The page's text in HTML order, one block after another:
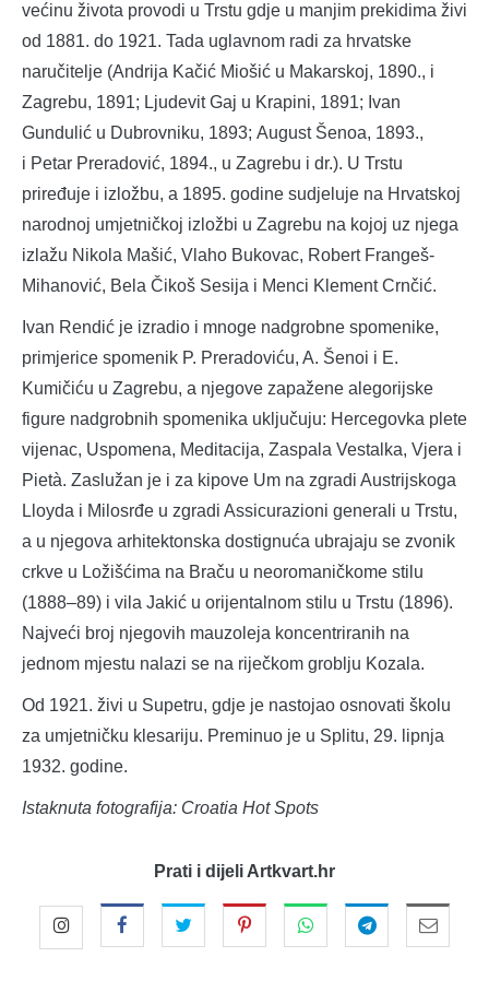
većinu života provodi u Trstu gdje u manjim prekidima živi
od 1881. do 1921. Tada uglavnom radi za hrvatske
naručitelje (Andrija Kačić Miošić u Makarskoj, 1890., i
Zagrebu, 1891; Ljudevit Gaj u Krapini, 1891; Ivan
Gundulić u Dubrovniku, 1893; August Šenoa, 1893.,
i Petar Preradović, 1894., u Zagrebu i dr.). U Trstu
priređuje i izložbu, a 1895. godine sudjeluje na Hrvatskoj
narodnoj umjetničkoj izložbi u Zagrebu na kojoj uz njega
izlažu Nikola Mašić, Vlaho Bukovac, Robert Frangeš-
Mihanović, Bela Čikoš Sesija i Menci Klement Crnčić.
Ivan Rendić je izradio i mnoge nadgrobne spomenike,
primjerice spomenik P. Preradoviću, A. Šenoi i E.
Kumičiću u Zagrebu, a njegove zapažene alegorijske
figure nadgrobnih spomenika uključuju: Hercegovka plete
vijenac, Uspomena, Meditacija, Zaspala Vestalka, Vjera i
Pietà. Zaslužan je i za kipove Um na zgradi Austrijskoga
Lloyda i Milosrđe u zgradi Assicurazioni generali u Trstu,
a u njegova arhitektonska dostignuća ubrajaju se zvonik
crkve u Ložišćima na Braču u neoromaničkome stilu
(1888–89) i vila Jakić u orijentalnom stilu u Trstu (1896).
Najveći broj njegovih mauzoleja koncentriranih na
jednom mjestu nalazi se na riječkom groblju Kozala.
Od 1921. živi u Supetru, gdje je nastojao osnovati školu
za umjetničku klesariju. Preminuo je u Splitu, 29. lipnja
1932. godine.
Istaknuta fotografija: Croatia Hot Spots
Prati i dijeli Artkvart.hr